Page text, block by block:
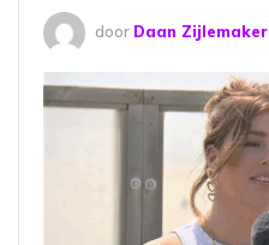
door Daan Zijlemaker